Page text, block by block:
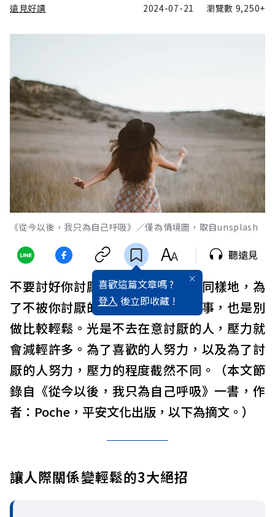
遠見好讀 2024-07-21 瀏覽數 9,250+
《從今以後，我只為自己呼吸》／僅為情境圖，取自unsplash
喜歡這篇文章嗎 ?
登入 後立即收藏 !
聽遠見
不要討好你討厭的人會比較輕鬆。同樣地，為
了不被你討厭的人討厭而努力這種事，也是別
做比較輕鬆。光是不去在意討厭的人，壓力就
會減輕許多。為了喜歡的人努力，以及為了討
厭的人努力，壓力的程度截然不同。（本文節
錄自《從今以後，我只為自己呼吸》一書，作
者：Poche，平安文化出版，以下為摘文。）
讓人際關係變輕鬆的3大絕招